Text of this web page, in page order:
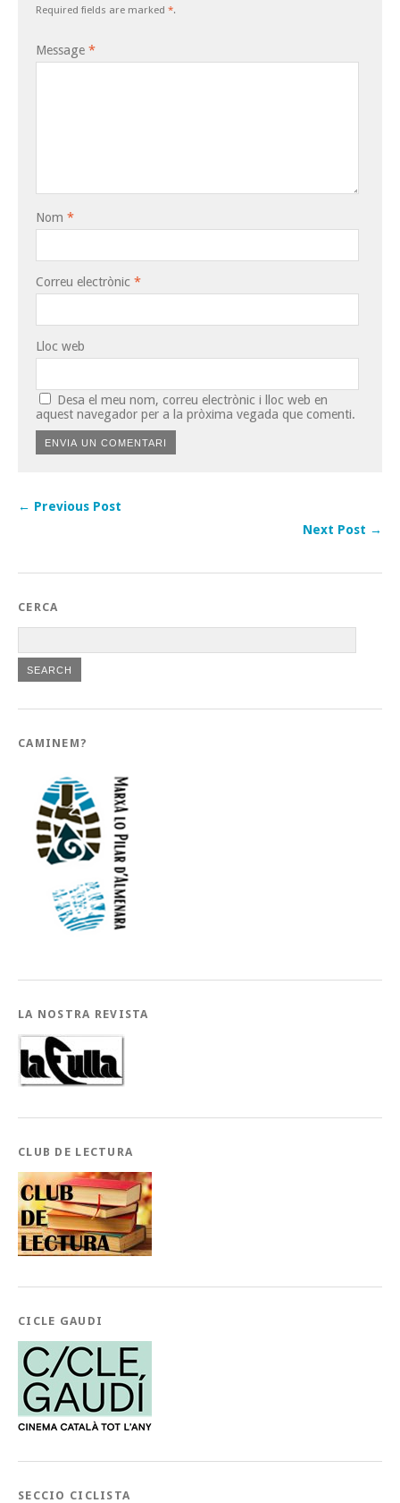
Required fields are marked *.
Message *
Nom *
Correu electrònic *
Lloc web
Desa el meu nom, correu electrònic i lloc web en
aquest navegador per a la pròxima vegada que comenti.
← Previous Post
Next Post →
CERCA
CAMINEM?
LA NOSTRA REVISTA
CLUB DE LECTURA
CICLE GAUDI
SECCIO CICLISTA